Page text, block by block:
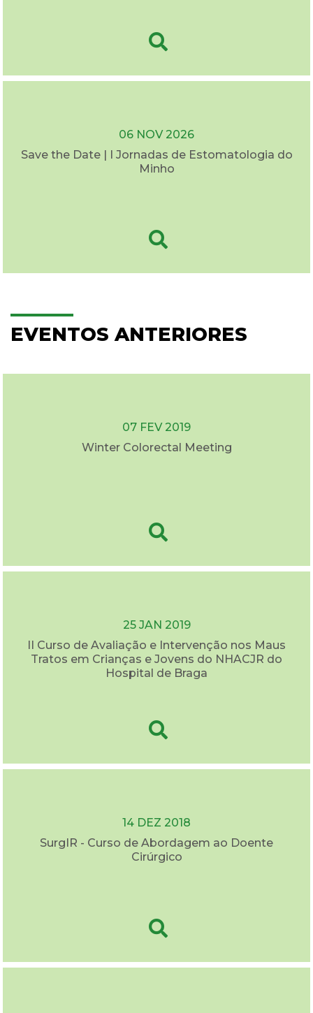
06 NOV 2026
Save the Date | I Jornadas de Estomatologia do
Minho
EVENTOS ANTERIORES
07 FEV 2019
Winter Colorectal Meeting
25 JAN 2019
II Curso de Avaliação e Intervenção nos Maus
Tratos em Crianças e Jovens do NHACJR do
Hospital de Braga
14 DEZ 2018
SurgIR - Curso de Abordagem ao Doente
Cirúrgico